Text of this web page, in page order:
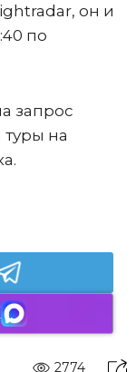
он и
по
запрос
на
2774